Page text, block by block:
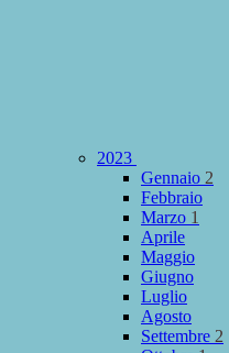
2023
Gennaio 2
Febbraio
Marzo 1
Aprile
Maggio
Giugno
Luglio
Agosto
Settembre 2